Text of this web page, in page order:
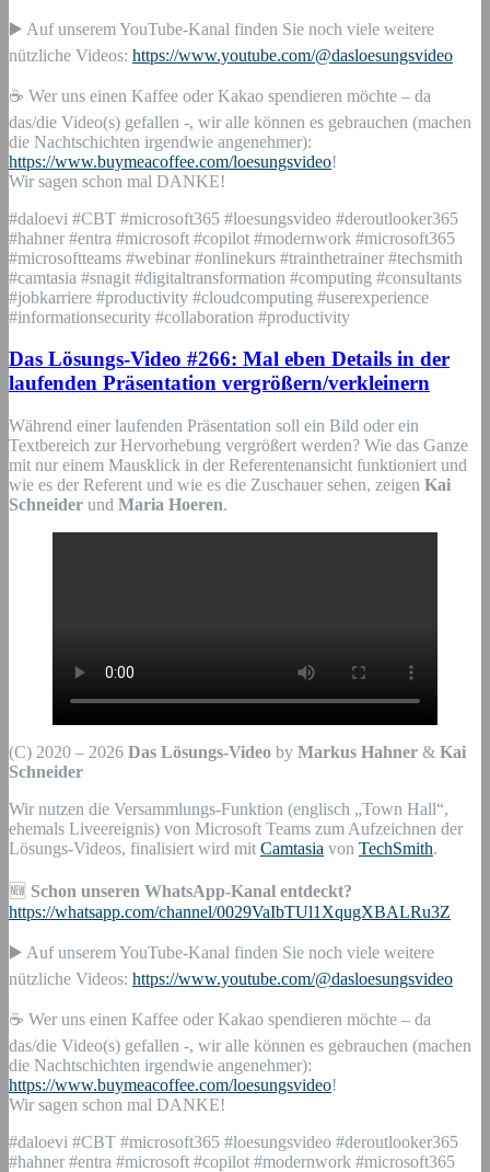
▶️ Auf unserem YouTube-Kanal finden Sie noch viele weitere
nützliche Videos: https://www.youtube.com/@dasloesungsvideo
☕ Wer uns einen Kaffee oder Kakao spendieren möchte – da
das/die Video(s) gefallen -, wir alle können es gebrauchen (machen
die Nachtschichten irgendwie angenehmer):
https://www.buymeacoffee.com/loesungsvideo!
Wir sagen schon mal DANKE!
#daloevi #CBT #microsoft365 #loesungsvideo #deroutlooker365
#hahner #entra #microsoft #copilot #modernwork #microsoft365
#microsoftteams #webinar #onlinekurs #trainthetrainer #techsmith
#camtasia #snagit #digitaltransformation #computing #consultants
#jobkarriere #productivity #cloudcomputing #userexperience
#informationsecurity #collaboration #productivity
Das Lösungs-Video #266: Mal eben Details in der
laufenden Präsentation vergrößern/verkleinern
Während einer laufenden Präsentation soll ein Bild oder ein
Textbereich zur Hervorhebung vergrößert werden? Wie das Ganze
mit nur einem Mausklick in der Referentenansicht funktioniert und
wie es der Referent und wie es die Zuschauer sehen, zeigen Kai
Schneider und Maria Hoeren.
(C) 2020 – 2026 Das Lösungs-Video by Markus Hahner & Kai
Schneider
Wir nutzen die Versammlungs-Funktion (englisch „Town Hall“,
ehemals Liveereignis) von Microsoft Teams zum Aufzeichnen der
Lösungs-Videos, finalisiert wird mit Camtasia von TechSmith.
🆕 Schon unseren WhatsApp-Kanal entdeckt?
https://whatsapp.com/channel/0029VaIbTUl1XqugXBALRu3Z
▶️ Auf unserem YouTube-Kanal finden Sie noch viele weitere
nützliche Videos: https://www.youtube.com/@dasloesungsvideo
☕ Wer uns einen Kaffee oder Kakao spendieren möchte – da
das/die Video(s) gefallen -, wir alle können es gebrauchen (machen
die Nachtschichten irgendwie angenehmer):
https://www.buymeacoffee.com/loesungsvideo!
Wir sagen schon mal DANKE!
#daloevi #CBT #microsoft365 #loesungsvideo #deroutlooker365
#hahner #entra #microsoft #copilot #modernwork #microsoft365